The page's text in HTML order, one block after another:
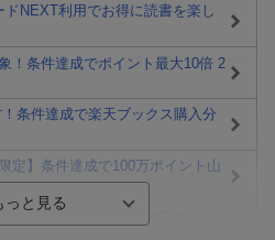
ドNEXT利用でお得に読書を楽し
！条件達成でポイント最大10倍 2
！条件達成で楽天ブックス購入分
定】条件達成で100万ポイント山